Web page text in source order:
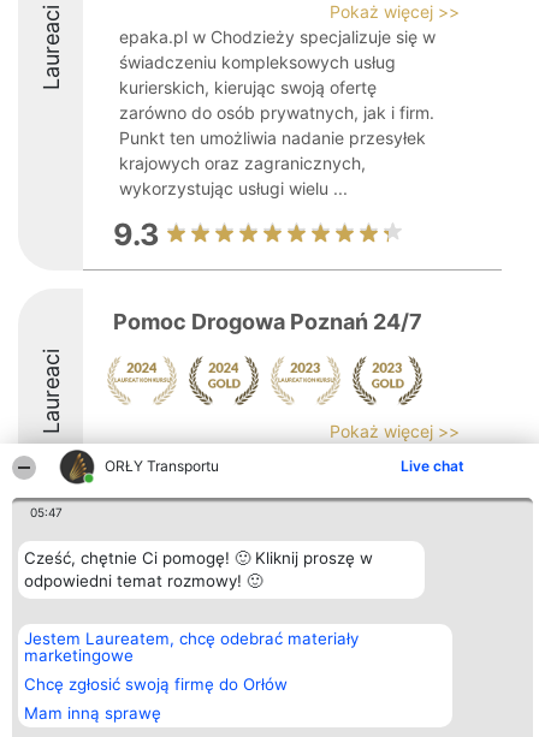
ORŁY Transportu Live chat
05:47
Cześć, chętnie Ci pomogę! 🙂 Kliknij proszę w
odpowiedni temat rozmowy! 🙂
Jestem Laureatem, chcę odebrać materiały
marketingowe
Chcę zgłosić swoją firmę do Orłów
Mam inną sprawę
Laureaci
Pokaż więcej >>
epaka.pl w Chodzieży specjalizuje się w
świadczeniu kompleksowych usług
kurierskich, kierując swoją ofertę
zarówno do osób prywatnych, jak i firm.
Punkt ten umożliwia nadanie przesyłek
krajowych oraz zagranicznych,
wykorzystując usługi wielu ...
9.3
Laureaci
Pomoc Drogowa Poznań 24/7
Pokaż więcej >>
Organizator plebiscytu
Bright Side Solutions sp. z o.
o. sp. k.
Wrocław 50-079
KRS 0000749100 | Regon
381313360 | NIP 8943132676
+48 508 492 400
Plebiscyt
Laureaci
Lista
Laureatów
Polityka
Kontakt